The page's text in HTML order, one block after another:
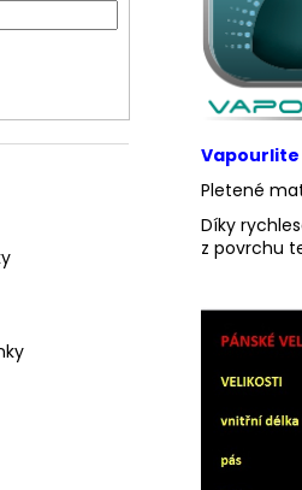
Vapourlite
Pletené
Díky
z povrchu